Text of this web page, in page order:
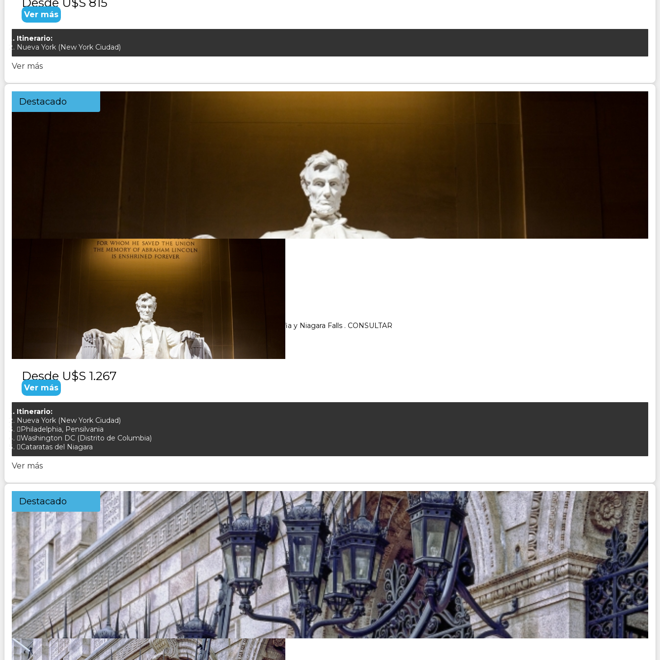
Ver más
Itinerario:
Nueva York (New York Ciudad)
Ver más
Destacado
Paquete Turistico de 4 dias 3 noches visitando Washington, Lancaster, Filadelfia y Niagara Falls . CONSULTAR
Desde U$S 1.267
Ver más
Itinerario:
Nueva York (New York Ciudad)
Philadelphia, Pensilvania
Washington DC (Distrito de Columbia)
Cataratas del Niagara
Ver más
Destacado